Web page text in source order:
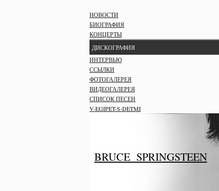
НОВОСТИ
БИОГРАФИЯ
КОНЦЕРТЫ
ДИСКОГРАФИЯ
ИНТЕРВЬЮ
ССЫЛКИ
ФОТОГАЛЕРЕЯ
ВИДЕОГАЛЕРЕЯ
СПИСОК ПЕСЕН
V-EGIPET-S-DETMI
BRUCE SPRINGSTEEN